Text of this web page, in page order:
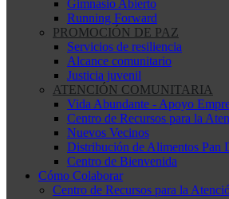
Gimnasio Abierto
Running Forward
PROMOCIÓN DE PAZ
Servicios de resiliencia
Alcance comunitario
Justicia juvenil
ATENCIÓN COMUNITARIA
Vida Abundante - Apoyo
Centro de Recursos para la
Nuevos Vecinos
Distribución de Alimentos Pan
Centro de Bienvenida
Cómo Colaborar
Centro de Recursos para la